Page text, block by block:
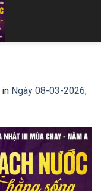
in Ngày 08-03-2026,